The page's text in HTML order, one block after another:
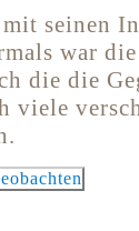
seinen
war
die die